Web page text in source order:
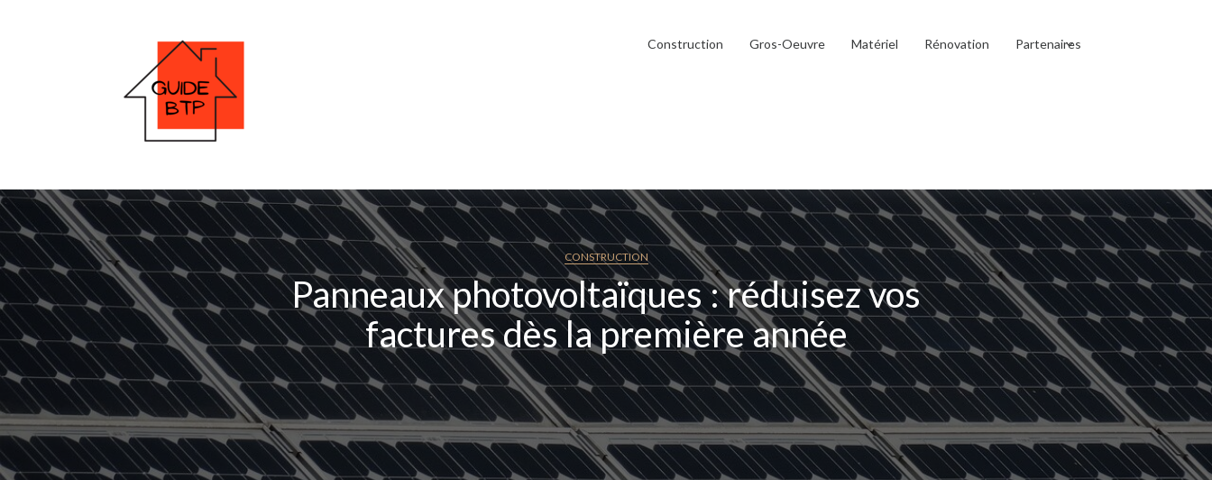
Construction Gros-Oeuvre Matériel Rénovation Partenaires
CONSTRUCTION
Panneaux photovoltaïques : réduisez vos
factures dès la première année